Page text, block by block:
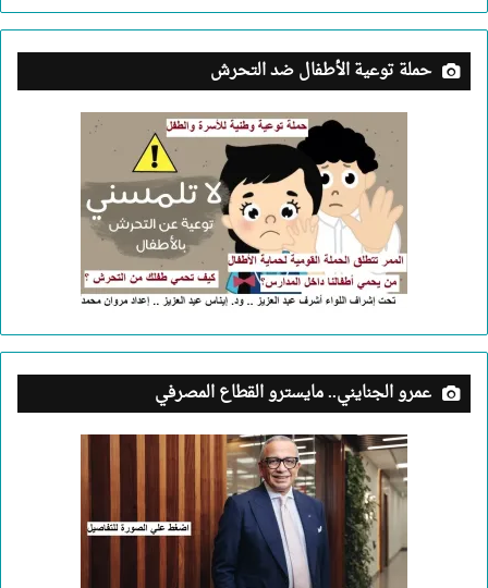
حملة توعية الأطفال ضد التحرش
عمرو الجنايني.. مايسترو القطاع المصرفي